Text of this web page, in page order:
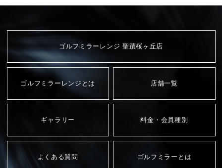
ゴルフミラーレンジ 聖蹟桜ヶ丘店
ゴルフミラーレンジとは 店舗一覧
ギャラリー 料金・会員種別
よくある質問 ゴルフミラーとは